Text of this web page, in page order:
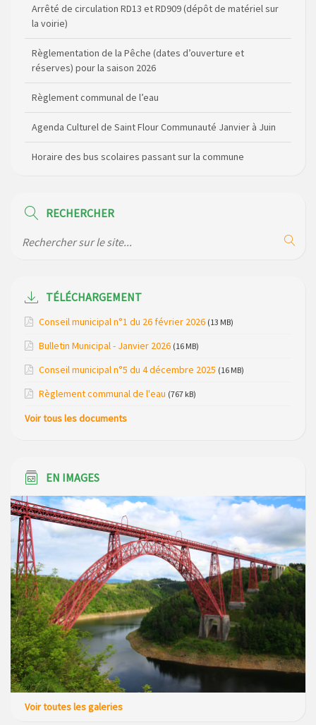
Arrêté de circulation RD13 et RD909 (dépôt de matériel sur
la voirie)
Règlementation de la Pêche (dates d’ouverture et
réserves) pour la saison 2026
Règlement communal de l’eau
Agenda Culturel de Saint Flour Communauté Janvier à Juin
Horaire des bus scolaires passant sur la commune
du mois de avril 2026
Réunion d’installation du nouveau conseil municipal à
Loubaresse le vendredi 20 mars 2026
2026
RECHERCHER
TÉLÉCHARGEMENT
Conseil municipal n°1 du 26 février 2026 (13 MB)
Bulletin Municipal - Janvier 2026 (16 MB)
Conseil municipal n°5 du 4 décembre 2025 (16 MB)
Règlement communal de l'eau (767 kB)
Voir tous les documents
EN IMAGES
Voir toutes les galeries